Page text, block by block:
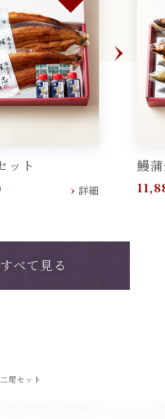
ット
詳細
鰻
べて見る
尾セット